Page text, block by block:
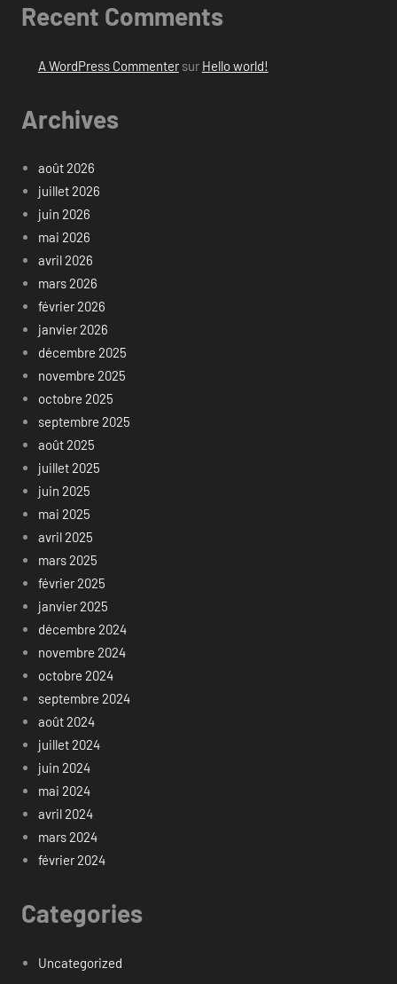
Recent Comments
A WordPress Commentersur Hello world!
Archives
août 2026
juillet 2026
juin 2026
mai 2026
avril 2026
mars 2026
février 2026
janvier 2026
décembre 2025
novembre 2025
octobre 2025
septembre 2025
août 2025
juillet 2025
juin 2025
mai 2025
avril 2025
mars 2025
février 2025
janvier 2025
décembre 2024
novembre 2024
octobre 2024
septembre 2024
août 2024
juillet 2024
juin 2024
mai 2024
avril 2024
mars 2024
février 2024
Categories
Uncategorized